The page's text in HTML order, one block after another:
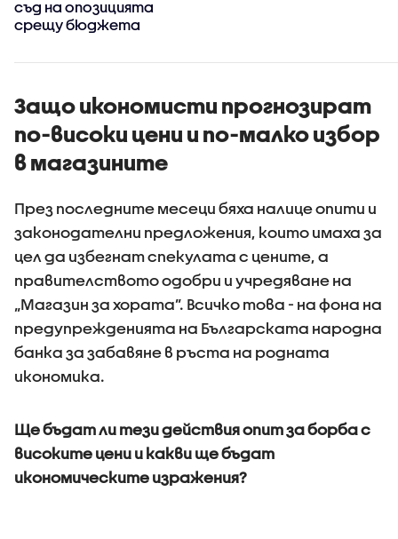
съд на опозицията
срещу бюджета
Защо икономисти прогнозират
по-високи цени и по-малко избор
в магазините
През последните месеци бяха налице опити и
законодателни предложения, които имаха за
цел да избегнат спекулата с цените, а
правителството одобри и учредяване на
„Магазин за хората”. Всичко това - на фона на
предупрежденията на Българската народна
банка за забавяне в ръста на родната
икономика.
Ще бъдат ли тези действия опит за борба с
високите цени и какви ще бъдат
икономическите изражения?